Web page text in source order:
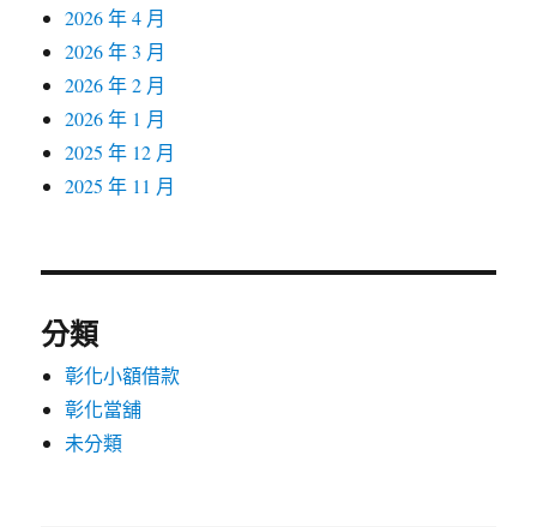
2026 年 4 月
2026 年 3 月
2026 年 2 月
2026 年 1 月
2025 年 12 月
2025 年 11 月
分類
彰化小額借款
彰化當舖
未分類